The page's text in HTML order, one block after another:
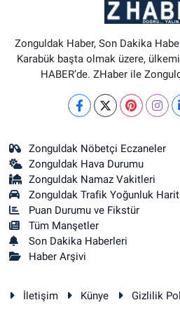
Zonguldak Haber, Son Dakika
Karabük başta olmak üzere,
HABER’de. ZHaber ile
Zonguldak Nöbetçi Eczaneler
Zonguldak Hava Durumu
Zonguldak Namaz Vakitleri
Zonguldak Trafik Yoğunluk
Puan Durumu ve Fikstür
Tüm Manşetler
Son Dakika Haberleri
Haber Arşivi
İletişim Künye Gizlilik